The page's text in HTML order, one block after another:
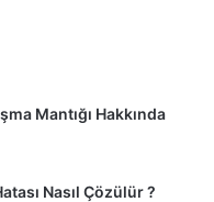
Mantığı Hakkında
Nasıl Çözülür ?